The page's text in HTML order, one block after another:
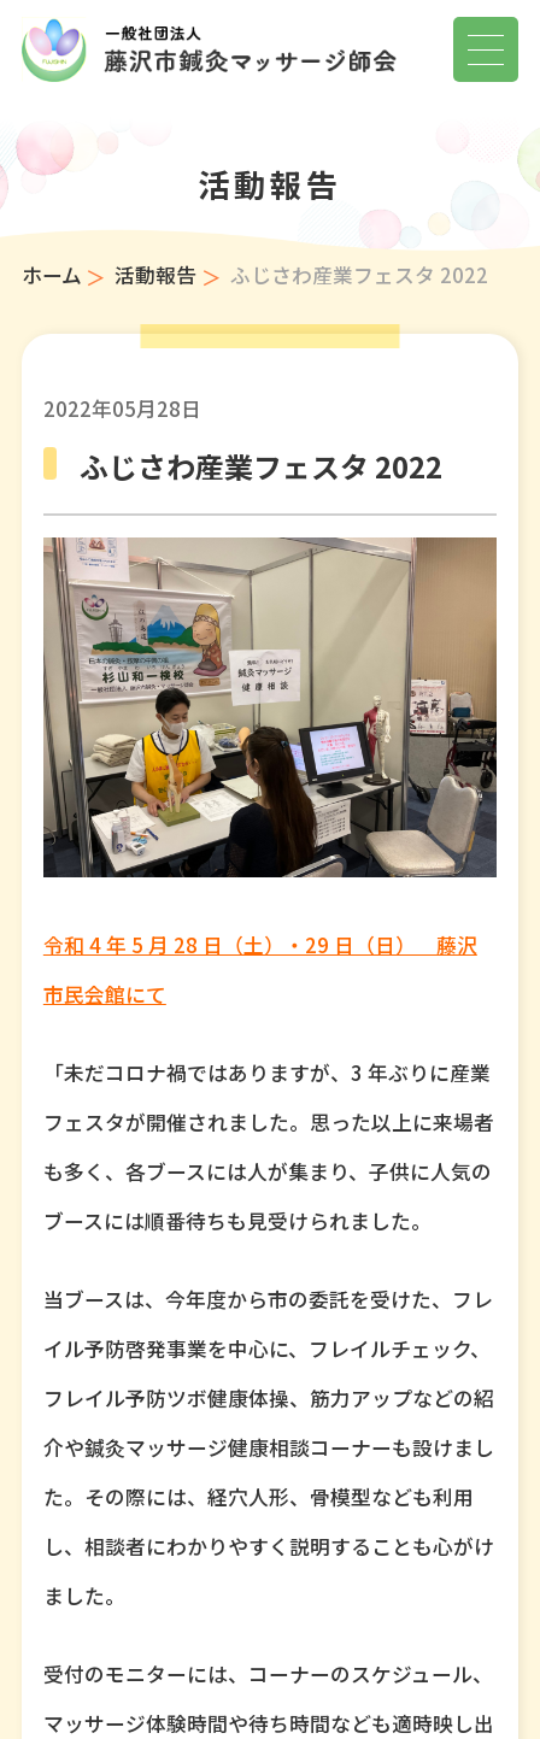
活動報告
ホーム 活動報告 ふじさわ産業フェスタ 2022
2022年05月28日
ふじさわ産業フェスタ 2022
令和 4 年 5 月 28 日（土）・29 日（日） 藤沢
市民会館にて
「未だコロナ禍ではありますが、3 年ぶりに産業
フェスタが開催されました。思った以上に来場者
も多く、各ブースには人が集まり、子供に人気の
ブースには順番待ちも見受けられました。
当ブースは、今年度から市の委託を受けた、フレ
イル予防啓発事業を中心に、フレイルチェック、
フレイル予防ツボ健康体操、筋力アップなどの紹
介や鍼灸マッサージ健康相談コーナーも設けまし
た。その際には、経穴人形、骨模型なども利用
し、相談者にわかりやすく説明することも心がけ
ました。
受付のモニターには、コーナーのスケジュール、
マッサージ体験時間や待ち時間なども適時映し出